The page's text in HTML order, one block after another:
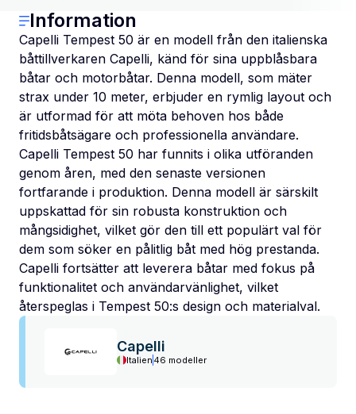
Information
Capelli Tempest 50 är en modell från den italienska
båttillverkaren Capelli, känd för sina uppblåsbara
båtar och motorbåtar. Denna modell, som mäter
strax under 10 meter, erbjuder en rymlig layout och
är utformad för att möta behoven hos både
fritidsbåtsägare och professionella användare.
Capelli Tempest 50 har funnits i olika utföranden
genom åren, med den senaste versionen
fortfarande i produktion. Denna modell är särskilt
uppskattad för sin robusta konstruktion och
mångsidighet, vilket gör den till ett populärt val för
dem som söker en pålitlig båt med hög prestanda.
Capelli fortsätter att leverera båtar med fokus på
funktionalitet och användarvänlighet, vilket
återspeglas i Tempest 50:s design och materialval.
Capelli
Italien 46 modeller